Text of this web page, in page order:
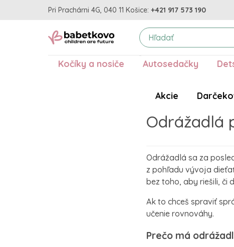
Pri Prachárni 4G, 040 11 Košice: +421 917 573 190
Kočíky a nosiče Autosedačky
Akcie
Odrážadlá
Odrážadlá sa za
z pohľadu vývoja
bez toho, aby riešili, či
Ak to chceš spraviť
učenie rovnováhy.
Prečo má